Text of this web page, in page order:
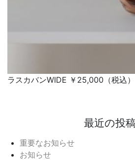
ラスカバンWIDE ￥25,000（税込）
最近の投稿
重要なお知らせ
お知らせ